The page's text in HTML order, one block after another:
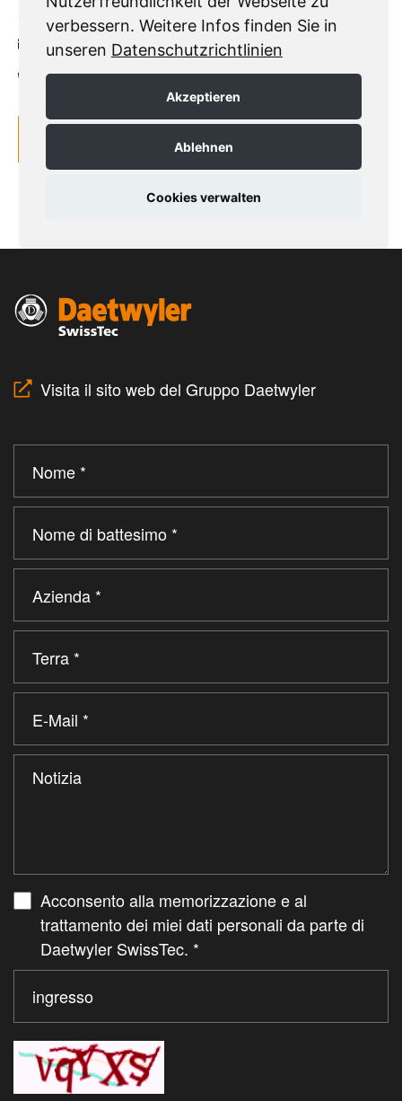
Visita il sito web del Gruppo Daetwyler
Acconsento alla memorizzazione e al
trattamento dei miei dati personali da parte di
Daetwyler SwissTec. *